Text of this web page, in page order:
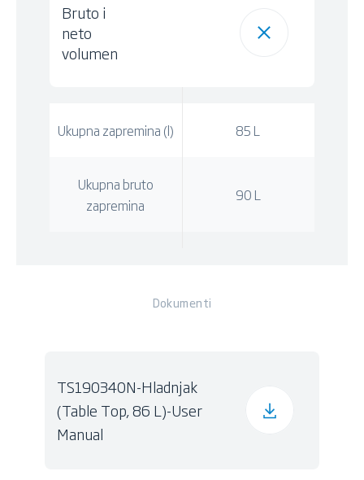
Bruto i
neto
volumen
Ukupna zapremina (l) 85 L
Ukupna bruto
zapremina
90 L
Dokumenti
TS190340N-Hladnjak
(Table Top, 86 L)-User
Manual